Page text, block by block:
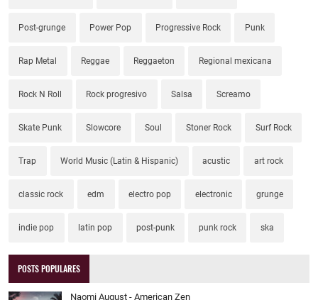
Post-grunge Power Pop Progressive Rock Punk
Rap Metal Reggae Reggaeton Regional mexicana
Rock N Roll Rock progresivo Salsa Screamo
Skate Punk Slowcore Soul Stoner Rock Surf Rock
Trap World Music (Latin & Hispanic) acustic art rock
classic rock edm electro pop electronic grunge
indie pop latin pop post-punk punk rock ska
POSTS POPULARES
Naomi August - American Zen